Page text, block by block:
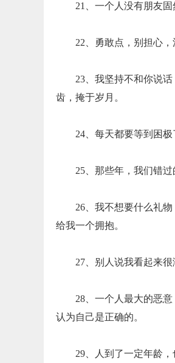
21、一个人没有朋友
22、勇敢点，别担心
23、我坚持不和你说
齿，掩于岁月。
24、每天都要等到困
25、那些年，我们错
26、我不想要什么礼
给我一个拥抱。
27、别人说我看起来
28、一个人最大的恶
认为自己是正确的。
29、人到了一定年龄